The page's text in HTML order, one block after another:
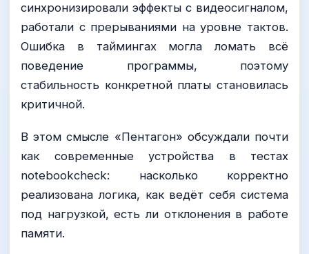
синхронизировали эффекты с видеосигналом,
работали с прерываниями на уровне тактов.
Ошибка в таймингах могла ломать всё
поведение программы, поэтому
стабильность конкретной платы становилась
критичной.
В этом смысле «Пентагон» обсуждали почти
как современные устройства в тестах
notebookcheck: насколько корректно
реализована логика, как ведёт себя система
под нагрузкой, есть ли отклонения в работе
памяти.